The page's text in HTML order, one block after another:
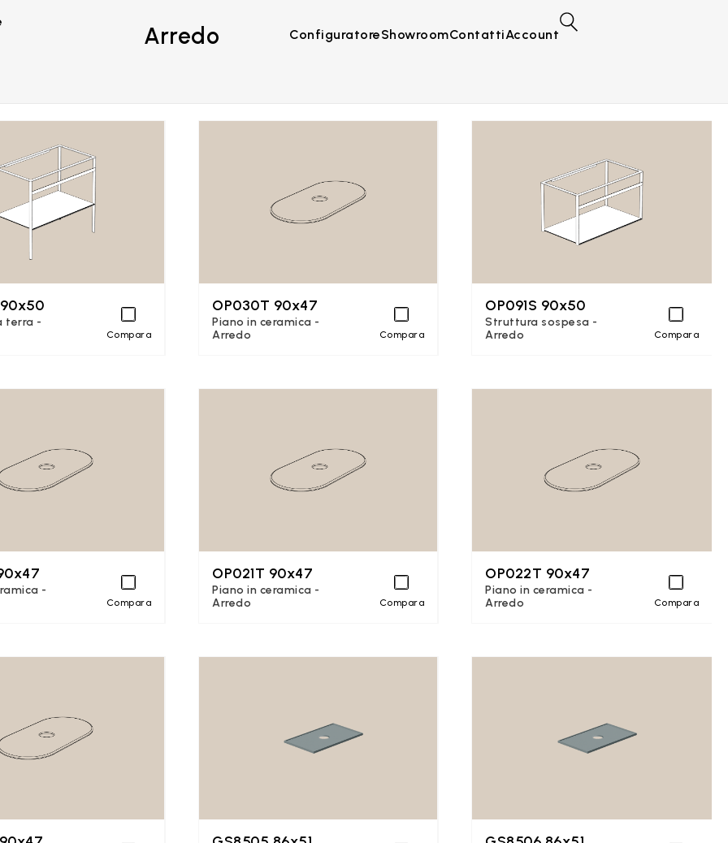
ConfiguratoreShowroomContattiAccount
Arredo
terra -
Compara
OP030T 90x47
Piano in ceramica -
Arredo
Compara
OP091S 90x50
Struttura sospesa -
Arredo
Compara
-
Compara
OP021T 90x47
Piano in ceramica -
Arredo
Compara
OP022T 90x47
Piano in ceramica -
Arredo
Compara